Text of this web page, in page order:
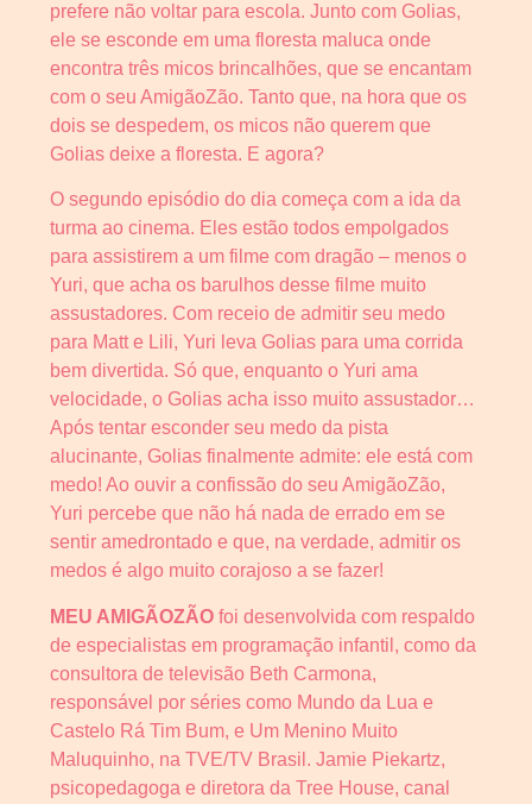
prefere não voltar para escola. Junto com Golias,
ele se esconde em uma floresta maluca onde
encontra três micos brincalhões, que se encantam
com o seu AmigãoZão. Tanto que, na hora que os
dois se despedem, os micos não querem que
Golias deixe a floresta. E agora?
O segundo episódio do dia começa com a ida da
turma ao cinema. Eles estão todos empolgados
para assistirem a um filme com dragão – menos o
Yuri, que acha os barulhos desse filme muito
assustadores. Com receio de admitir seu medo
para Matt e Lili, Yuri leva Golias para uma corrida
bem divertida. Só que, enquanto o Yuri ama
velocidade, o Golias acha isso muito assustador…
Após tentar esconder seu medo da pista
alucinante, Golias finalmente admite: ele está com
medo! Ao ouvir a confissão do seu AmigãoZão,
Yuri percebe que não há nada de errado em se
sentir amedrontado e que, na verdade, admitir os
medos é algo muito corajoso a se fazer!
MEU AMIGÃOZÃO foi desenvolvida com respaldo
de especialistas em programação infantil, como da
consultora de televisão Beth Carmona,
responsável por séries como Mundo da Lua e
Castelo Rá Tim Bum, e Um Menino Muito
Maluquinho, na TVE/TV Brasil. Jamie Piekartz,
psicopedagoga e diretora da Tree House, canal